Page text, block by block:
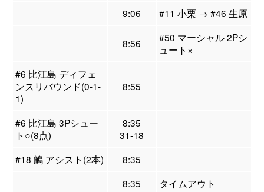
9:06
#11 小栗 → #46 生原
8:56
#50 マーシャル 2Pシ
ュート×
#6 比江島 ディフェ
ンスリバウンド(0-1-
1)
8:55
#6 比江島 3Pシュー
ト○(8点)
8:35
31-18
#18 鵤 アシスト(2本)
8:35
8:35
タイムアウト